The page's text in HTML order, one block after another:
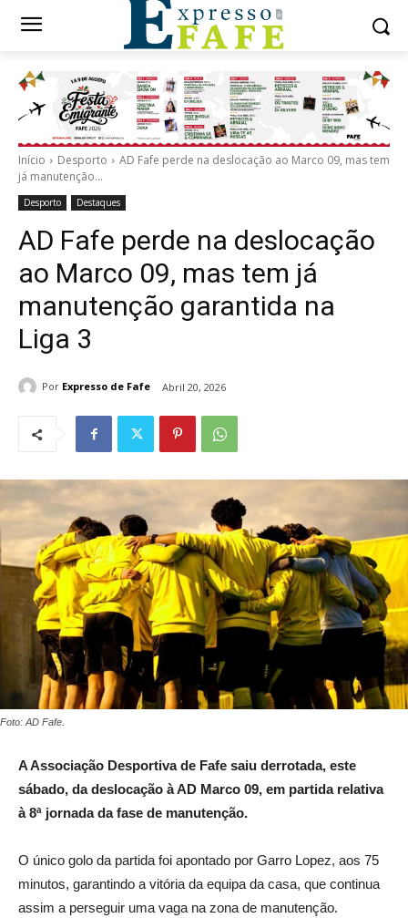
Início Desporto
AD Fafe perde na deslocação ao Marco 09, mas tem
já manutenção...
Desporto Destaques
AD Fafe perde na deslocação
ao Marco 09, mas tem já
manutenção garantida na
Liga 3
Por Expresso de Fafe Abril 20, 2026
Foto: AD Fafe.
A Associação Desportiva de Fafe saiu derrotada, este
sábado, da deslocação à AD Marco 09, em partida relativa
à 8ª jornada da fase de manutenção.
O único golo da partida foi apontado por Garro Lopez, aos 75
minutos, garantindo a vitória da equipa da casa, que continua
assim a perseguir uma vaga na zona de manutenção.